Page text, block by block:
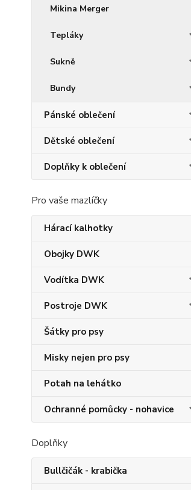
Mikina Merger
Tepláky
Sukně
Bundy
Pánské oblečení
Dětské oblečení
Doplňky k oblečení
Pro vaše mazlíčky
Hárací kalhotky
Obojky DWK
Vodítka DWK
Postroje DWK
Šátky pro psy
Misky nejen pro psy
Potah na lehátko
Ochranné pomůcky - nohavice
Doplňky
Bullčičák - krabička